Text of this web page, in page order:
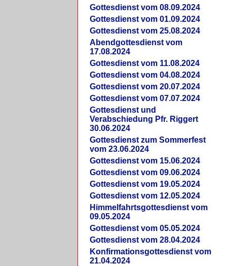
Gottesdienst vom 08.09.2024
Gottesdienst vom 01.09.2024
Gottesdienst vom 25.08.2024
Abendgottesdienst vom
17.08.2024
Gottesdienst vom 11.08.2024
Gottesdienst vom 04.08.2024
Gottesdienst vom 20.07.2024
Gottesdienst vom 07.07.2024
Gottesdienst und
Verabschiedung Pfr. Riggert
30.06.2024
Gottesdienst zum Sommerfest
vom 23.06.2024
Gottesdienst vom 15.06.2024
Gottesdienst vom 09.06.2024
Gottesdienst vom 19.05.2024
Gottesdienst vom 12.05.2024
Himmelfahrtsgottesdienst vom
09.05.2024
Gottesdienst vom 05.05.2024
Gottesdienst vom 28.04.2024
Konfirmationsgottesdienst vom
21.04.2024